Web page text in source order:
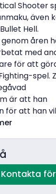
Shooter
även
Hell.
åren
med
för att
spel.
är att han
för att han
Kontakta